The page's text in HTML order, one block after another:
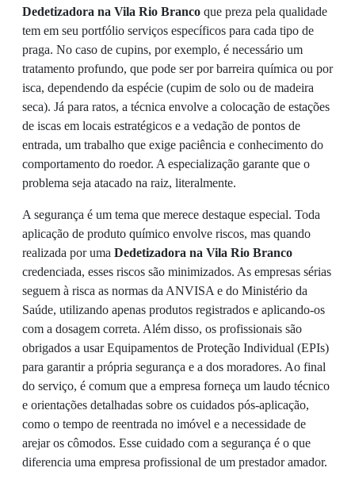
Dedetizadora na Vila Rio Branco que preza pela qualidade
tem em seu portfólio serviços específicos para cada tipo de
praga. No caso de cupins, por exemplo, é necessário um
tratamento profundo, que pode ser por barreira química ou por
isca, dependendo da espécie (cupim de solo ou de madeira
seca). Já para ratos, a técnica envolve a colocação de estações
de iscas em locais estratégicos e a vedação de pontos de
entrada, um trabalho que exige paciência e conhecimento do
comportamento do roedor. A especialização garante que o
problema seja atacado na raiz, literalmente.
A segurança é um tema que merece destaque especial. Toda
aplicação de produto químico envolve riscos, mas quando
realizada por uma Dedetizadora na Vila Rio Branco
credenciada, esses riscos são minimizados. As empresas sérias
seguem à risca as normas da ANVISA e do Ministério da
Saúde, utilizando apenas produtos registrados e aplicando-os
com a dosagem correta. Além disso, os profissionais são
obrigados a usar Equipamentos de Proteção Individual (EPIs)
para garantir a própria segurança e a dos moradores. Ao final
do serviço, é comum que a empresa forneça um laudo técnico
e orientações detalhadas sobre os cuidados pós-aplicação,
como o tempo de reentrada no imóvel e a necessidade de
arejar os cômodos. Esse cuidado com a segurança é o que
diferencia uma empresa profissional de um prestador amador.